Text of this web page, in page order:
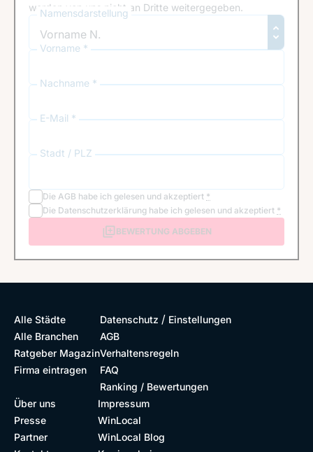
werden von uns nicht an Dritte weitergegeben.
Namensdarstellung
Vorname *
Nachname *
E-Mail *
Stadt / PLZ
Die AGB habe ich gelesen und akzeptiert *
Die Datenschutzerklärung habe ich gelesen und akzeptiert *
BEWERTUNG ABGEBEN
Alle Städte
Alle Branchen
Ratgeber Magazin
Firma eintragen
Datenschutz / Einstellungen
AGB
Verhaltensregeln
FAQ
Ranking / Bewertungen
Über uns
Presse
Partner
Impressum
WinLocal
WinLocal Blog